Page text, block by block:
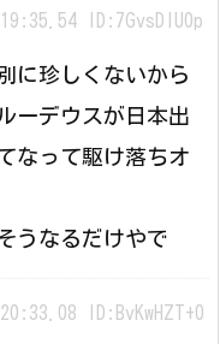
ID:7GvsDlU0p
に珍しくないから
ーデウスが日本出
なって駆け落ちオ
うなるだけやで
ID:BvKwHZT+0